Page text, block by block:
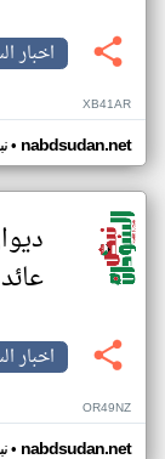
اخبار
XB41AR
• nabdsudan.net
اخبار
OR49NZ
• nabdsudan.net